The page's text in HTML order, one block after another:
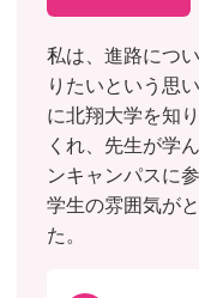
私は、進路につ
りたいという思
に北翔大学を知
くれ、先生が学
ンキャンパスに
学生の雰囲気が
た。